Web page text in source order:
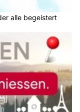
alle begeistert